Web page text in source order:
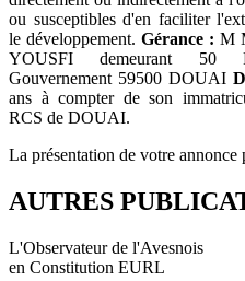
ou susceptibles d'en faciliter
le développement. Gérance : M
YOUSFI demeurant 50
Gouvernement 59500 DOUAI
ans à compter de son
RCS de DOUAI.
La présentation de votre
AUTRES
L'Observateur de l'Avesnois
en Constitution EURL